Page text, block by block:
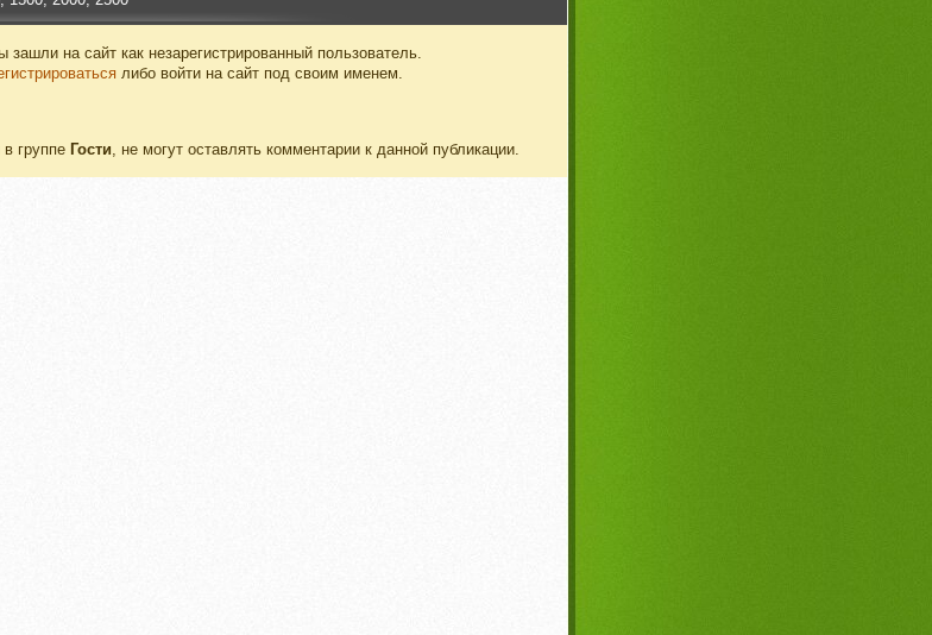
на сайт как незарегистрированный пользователь.
либо войти на сайт под своим именем.
группе Гости , не могут оставлять комментарии к данной публикации.